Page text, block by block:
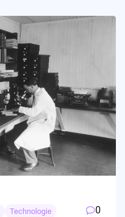
Technologie 0